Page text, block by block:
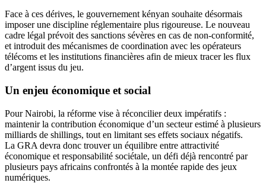
Face à ces dérives, le gouvernement kényan souhaite désormais
imposer une discipline réglementaire plus rigoureuse. Le nouveau
cadre légal prévoit des sanctions sévères en cas de non-conformité,
et introduit des mécanismes de coordination avec les opérateurs
télécoms et les institutions financières afin de mieux tracer les flux
d’argent issus du jeu.
Un enjeu économique et social
Pour Nairobi, la réforme vise à réconcilier deux impératifs :
maintenir la contribution économique d’un secteur estimé à plusieurs
milliards de shillings, tout en limitant ses effets sociaux négatifs.
La GRA devra donc trouver un équilibre entre attractivité
économique et responsabilité sociétale, un défi déjà rencontré par
plusieurs pays africains confrontés à la montée rapide des jeux
numériques.